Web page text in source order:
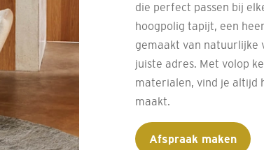
die perfect passen bij
hoogpolig tapijt, een
gemaakt van natuurlijke
juiste adres. Met volop
materialen, vind je altijd
maakt.
Afspraak maken